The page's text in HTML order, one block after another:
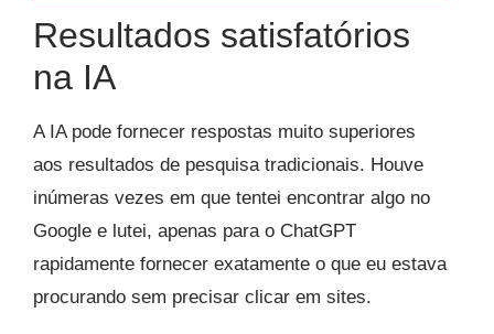
Resultados satisfatórios
na IA
A IA pode fornecer respostas muito superiores
aos resultados de pesquisa tradicionais. Houve
inúmeras vezes em que tentei encontrar algo no
Google e lutei, apenas para o ChatGPT
rapidamente fornecer exatamente o que eu estava
procurando sem precisar clicar em sites.